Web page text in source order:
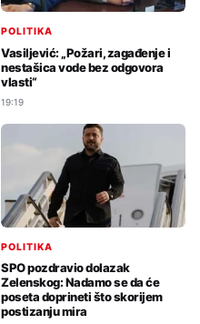
POLITIKA
Vasiljević: „Požari, zagađenje i
nestašica vode bez odgovora
vlasti“
19:19
POLITIKA
SPO pozdravio dolazak
Zelenskog: Nadamo se da će
poseta doprineti što skorijem
postizanju mira